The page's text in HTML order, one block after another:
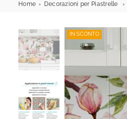
Home Decorazioni per Piastrelle
IN SCONTO